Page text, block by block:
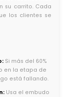
su carrito. Cada
los clientes se
Si más del 60%
en la etapa de
está fallando.
Usa el embudo